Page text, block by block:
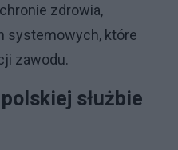
zdrowia,
systemowych, które
zawodu.
służbie